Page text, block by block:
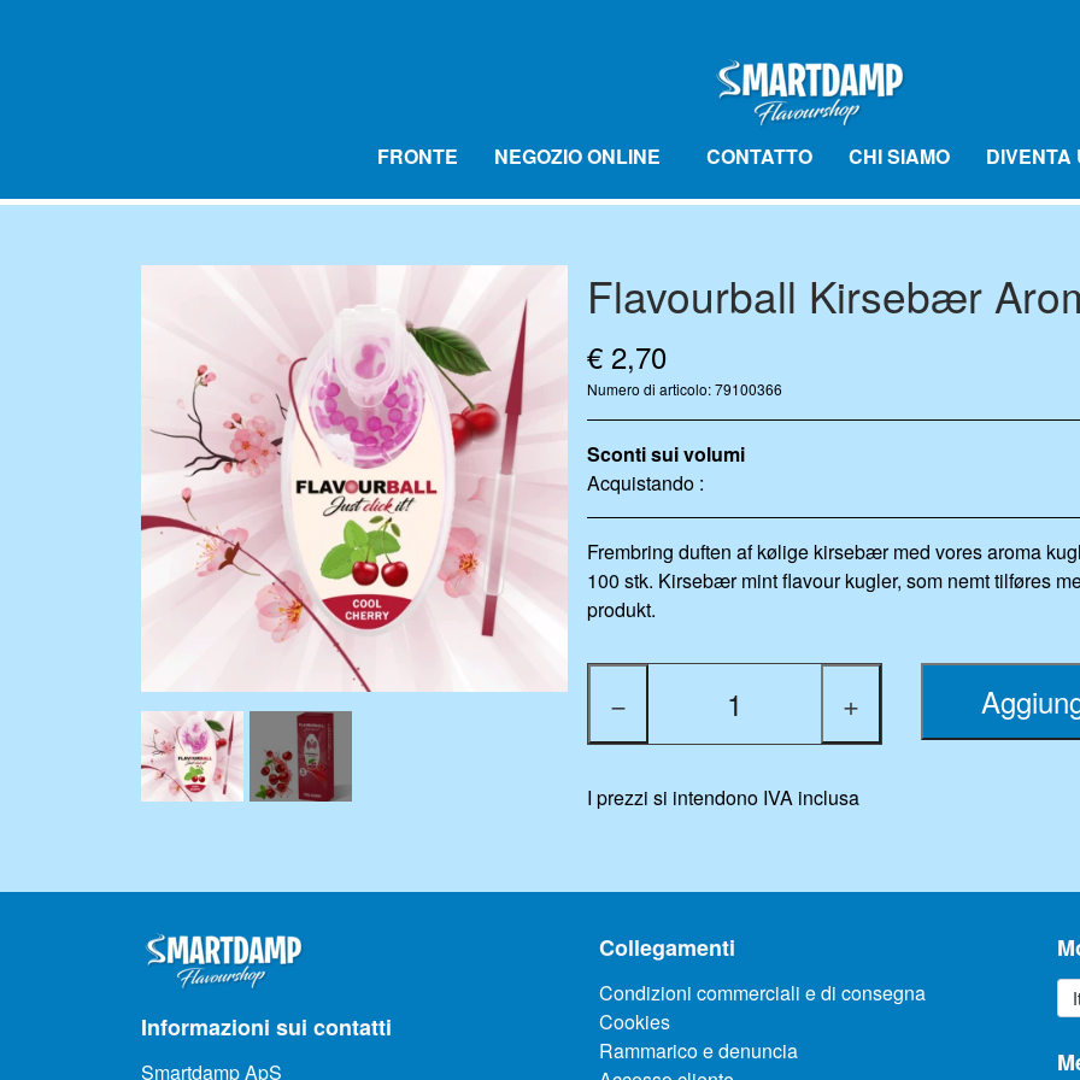
FRONTE NEGOZIO ONLINE
PALLINE AROMATICHE FLAVOURBALL CONFEZIONE DA 10
MIX FLASKER
CONTATTO CHI SIAMO DIVENTA
Flavourball Kirsebær
€ 2,70
Numero di articolo: 79100366
Sconti sui volumi
Acquistando :
Frembring duften af kølige kirsebær med vores aroma
100 stk. Kirsebær mint flavour kugler, som nemt tilføres
produkt.
− +
I prezzi si intendono IVA inclusa
Informazioni sui contatti
Smartdamp ApS
Collegamenti
Condizioni commerciali e di consegna
Cookies
Rammarico e denuncia